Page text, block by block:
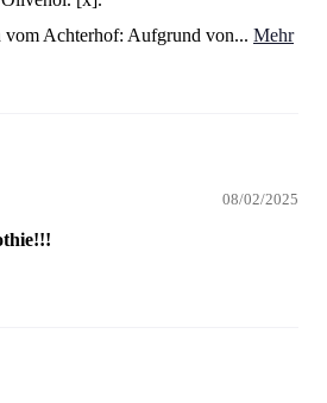
Achterhof: Aufgrund von... Mehr
08/02/2025